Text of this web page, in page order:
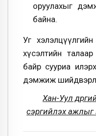
оруулахыг
байна.
Уг
хүсэлтийн талаар
байр сууриа
дэмжиж
Хан-Уул
сэргийлэх ажлыг